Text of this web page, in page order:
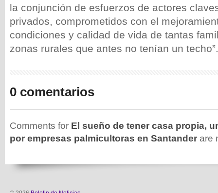
la conjunción de esfuerzos de actores
privados, comprometidos con el
condiciones y calidad de vida de tantas
zonas rurales que antes no tenían un techo”.
0 comentarios
Comments for El sueño de tener casa propia,
por empresas palmicultoras en Santander are